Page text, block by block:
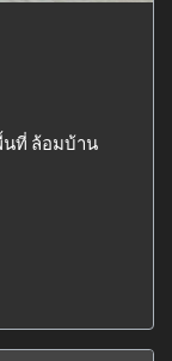
นที่ ล้อมบ้าน